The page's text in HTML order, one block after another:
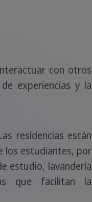
con otros
experiencias y la
residencias están
los estudiantes, por
estudio, lavandería
que facilitan la